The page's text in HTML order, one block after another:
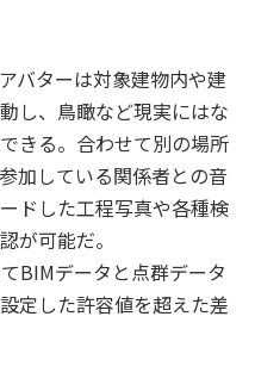
バターは対象建物内や建
し、鳥瞰など現実にはな
きる。合わせて別の場所
加している関係者との音
ドした工程写真や各種検
が可能だ。
BIMデータと点群データ
定した許容値を超えた差